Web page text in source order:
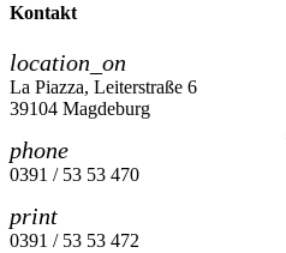
Kontakt
location_on
La Piazza, Leiterstraße 6
39104 Magdeburg
phone
0391 / 53 53 470
print
0391 / 53 53 472